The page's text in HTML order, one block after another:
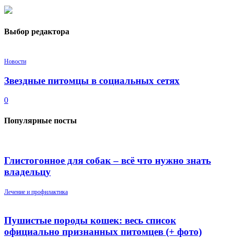
Выбор редактора
Новости
Звездные питомцы в социальных сетях
0
Популярные посты
Глистогонное для собак – всё что нужно знать
владельцу
Лечение и профилактика
Пушистые породы кошек: весь список
официально признанных питомцев (+ фото)